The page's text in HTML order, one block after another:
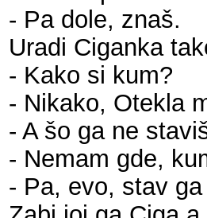
- Pa dole, znaš.
Uradi Ciganka
- Kako si kum?
- Nikako, Otekla
- A šo ga ne
- Nemam gde,
- Pa, evo, stav